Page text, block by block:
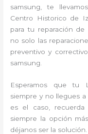
samsung, te
Centro Historico de
para tu reparación de
no solo las
preventivo y
samsung.
Esperamos que tu
siempre y no llegues
es el caso,
siempre la opción
déjanos ser la solución.